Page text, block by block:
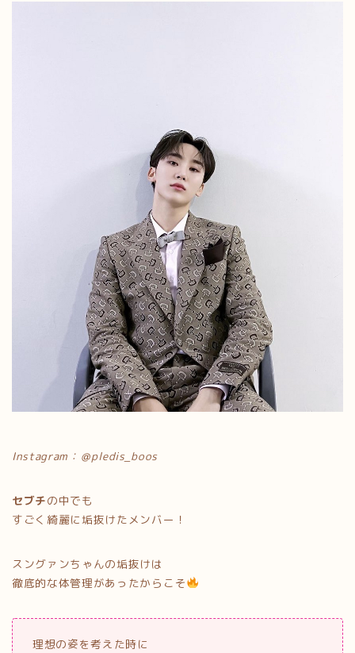
Instagram：＠pledis_boos
セブチの中でも
すごく綺麗に垢抜けたメンバー！
スングァンちゃんの垢抜けは
徹底的な体管理があったからこそ
理想の姿を考えた時に